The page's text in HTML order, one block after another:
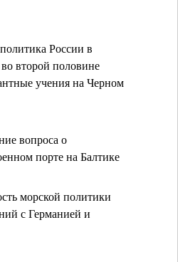
России в
второй половине
учения на Черном
вопроса о
порте на Балтике
морской политики
с Германией и